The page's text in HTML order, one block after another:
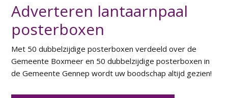
Adverteren lantaarnpaal
posterboxen
Met 50 dubbelzijdige posterboxen verdeeld over de
Gemeente Boxmeer en 50 dubbelzijdige posterboxen in
de Gemeente Gennep wordt uw boodschap altijd gezien!